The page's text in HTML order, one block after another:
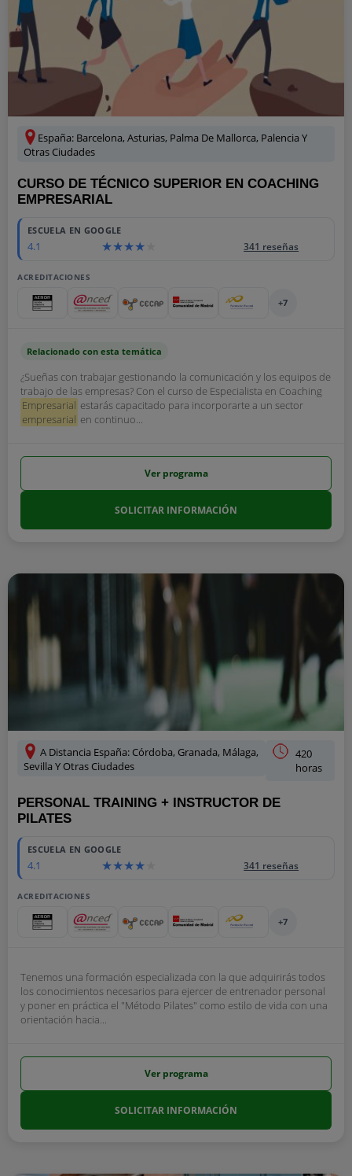
España: Barcelona, Asturias, Palma De Mallorca, Palencia Y
Otras Ciudades
CURSO DE TÉCNICO SUPERIOR EN COACHING
EMPRESARIAL
ESCUELA EN GOOGLE
4.1 341 reseñas
ACREDITACIONES
+7
Relacionado con esta temática
¿Sueñas con trabajar gestionando la comunicación y los equipos de
trabajo de las empresas? Con el curso de Especialista en Coaching
Empresarial estarás capacitado para incorporarte a un sector
empresarial en continuo...
Ver programa
SOLICITAR INFORMACIÓN
A Distancia España: Córdoba, Granada, Málaga,
Sevilla Y Otras Ciudades
420
horas
PERSONAL TRAINING + INSTRUCTOR DE
PILATES
ESCUELA EN GOOGLE
4.1 341 reseñas
ACREDITACIONES
+7
Tenemos una formación especializada con la que adquirirás todos
los conocimientos necesarios para ejercer de entrenador personal
y poner en práctica el "Método Pilates" como estilo de vida con una
orientación hacia...
Ver programa
SOLICITAR INFORMACIÓN